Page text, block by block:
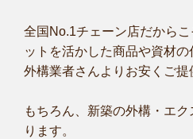
全国No.1チェーン店だから
ットを活かした商品や資材
外構業者さんよりお安くご提
もちろん、新築の外構・エ
ります。